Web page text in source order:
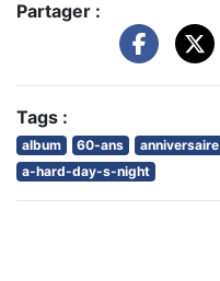
Partager :
Tags :
album 60-ans anniversaire
a-hard-day-s-night